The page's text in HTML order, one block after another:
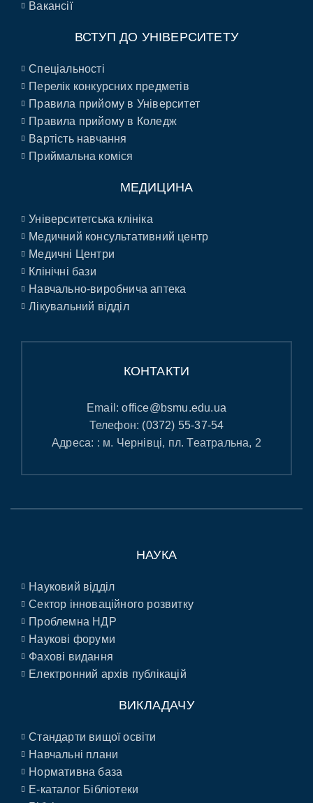
Вакансії
ВСТУП ДО УНІВЕРСИТЕТУ
Спеціальності
Перелік конкурсних предметів
Правила прийому в Університет
Правила прийому в Коледж
Вартість навчання
Приймальна коміся
МЕДИЦИНА
Університетська клініка
Медичний консультативний центр
Медичні Центри
Клінічні бази
Навчально-виробнича аптека
Лікувальний відділ
КОНТАКТИ
Email:office@bsmu.edu.ua
Телефон: (0372) 55-37-54
Адреса: : м. Чернівці, пл. Театральна, 2
НАУКА
Науковий відділ
Сектор інноваційного розвитку
Проблемна НДР
Наукові форуми
Фахові видання
Електронний архів публікацій
ВИКЛАДАЧУ
Стандарти вищої освіти
Навчальні плани
Нормативна база
E-каталог Бібліотеки